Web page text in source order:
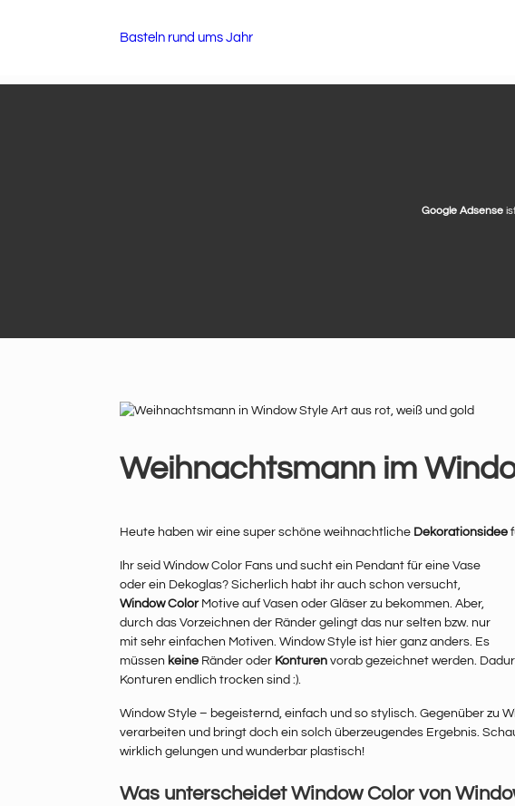
Basteln rund ums Jahr
Google Adsense
Weihnachtsmann im
Heute haben wir eine super schöne weihnachtliche Dekorationsidee
Ihr seid Window Color Fans und sucht ein Pendant für eine Vase
oder ein Dekoglas? Sicherlich habt ihr auch schon versucht,
Window ColorMotive auf Vasen oder Gläser zu bekommen. Aber,
durch das Vorzeichnen der Ränder gelingt das nur selten bzw. nur
mit sehr einfachen Motiven. Window Style ist hier ganz anders. Es
müssen keine Ränder oder Konturen vorab gezeichnet werden.
Konturen endlich trocken sind :).
Window Style – begeisternd, einfach und so stylisch. Gegenüber zu
verarbeiten und bringt doch ein solch überzeugendes Ergebnis.
wirklich gelungen und wunderbar plastisch!
Was unterscheidet Window Color von